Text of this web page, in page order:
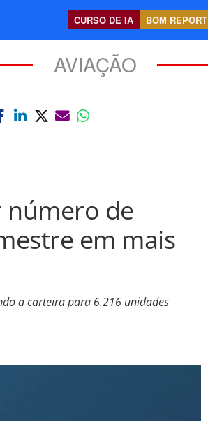
CURSO DE IA BOM REPORT
AVIAÇÃO
número de
em mais
a carteira para 6.216 unidades